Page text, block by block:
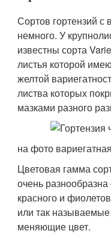
Сортов гортензий с
немного. У
известны сорта
листья которой
желтой
листва которых
мазками разного
на фото
Цветовая гамма
очень разнообразна
красного и
или так
меняющие цвет.